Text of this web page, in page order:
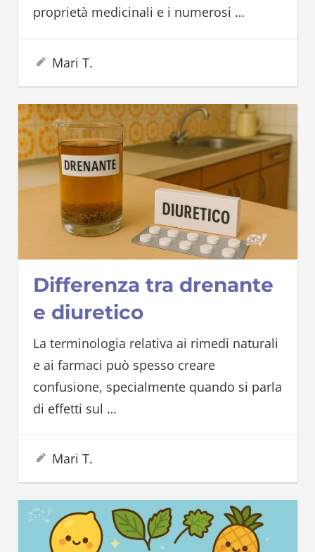
proprietà medicinali e i numerosi …
1 Luglio 2025
Mari T.
Differenza tra drenante
e diuretico
La terminologia relativa ai rimedi naturali
e ai farmaci può spesso creare
confusione, specialmente quando si parla
di effetti sul …
19 Giugno 2025
Mari T.